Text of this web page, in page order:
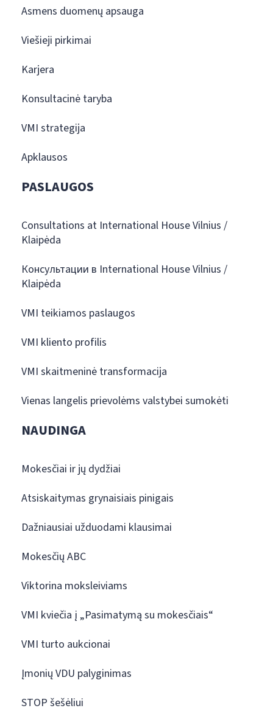
Asmens duomenų apsauga
Viešieji pirkimai
Karjera
Konsultacinė taryba
VMI strategija
Apklausos
PASLAUGOS
Consultations at International House Vilnius /
Klaipėda
Консультации в International House Vilnius /
Klaipėda
VMI teikiamos paslaugos
VMI kliento profilis
VMI skaitmeninė transformacija
Vienas langelis prievolėms valstybei sumokėti
NAUDINGA
Mokesčiai ir jų dydžiai
Atsiskaitymas grynaisiais pinigais
Dažniausiai užduodami klausimai
Mokesčių ABC
Viktorina moksleiviams
VMI kviečia į „Pasimatymą su mokesčiais“
VMI turto aukcionai
Įmonių VDU palyginimas
STOP šešėliui